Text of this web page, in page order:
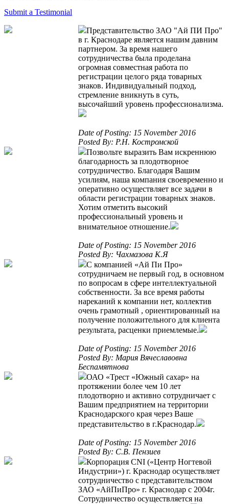
Submit a Testimonial
Представительство ЗАО "Ай ПИ Про"
в г. Краснодаре является нашим давним
партнером. За время нашего
сотрудничества была проделана
огромная совместная работа по
регистрации целого ряда товарных
знаков. Индивидуальный подход,
стремление вникнуть в суть,
высочайший уровень профессионализма.
Date of Posting: 15 November 2016
Posted By: Р.Н. Костромской
Позвольте выразить Вам искреннюю
благодарность за плодотворное
сотрудничество. Благодаря Вашим
усилиям, наша компания своевременно и
оперативно осуществляет все задачи в
области регистрации товарных знаков.
Хотим отметить высокий
профессиональный уровень и
внимательное отношение.
Date of Posting: 15 November 2016
Posted By: Чахмазова К.Я
С компанией «Ай Пи Про»
сотрудничаем не первый год, в основном
по вопросам в сфере интеллектуальной
собственности. За все время работы
нареканий к компании нет, коллектив
очень грамотный , ориентированный на
получение положительного для клиента
результата, расценки приемлемые.
Date of Posting: 15 November 2016
Posted By: Мария Вячеславовна
Беспамятнова
ОАО «Трест «Южный сахар» на
протяжении более чем 10 лет
плодотворно и активно сотрудничает с
Вашим предприятием на территории
Краснодарского края через Ваше
представительство в г.Краснодар.
Date of Posting: 15 November 2016
Posted By: С.В. Пензиев
Корпорация CNI («Центр Ногтевой
Индустрии») г. Краснодар осуществляет
сотрудничество с представительством
ЗАО «АйПиПро» г. Краснодар с 2004г.
Сотрудничество осуществляется на